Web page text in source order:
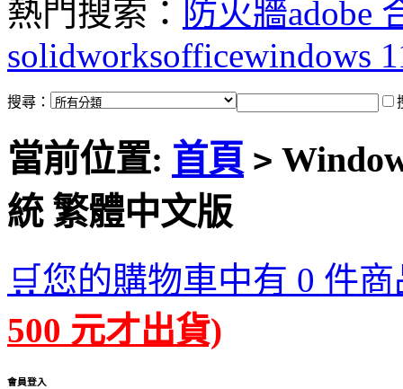
熱門搜索： 防火牆adobe
solidworksofficewindows
搜尋：
當前位置: 首頁 >
統 繁體中文版
🛒您的購物車中有 0 件
500 元才出貨)
會員登入